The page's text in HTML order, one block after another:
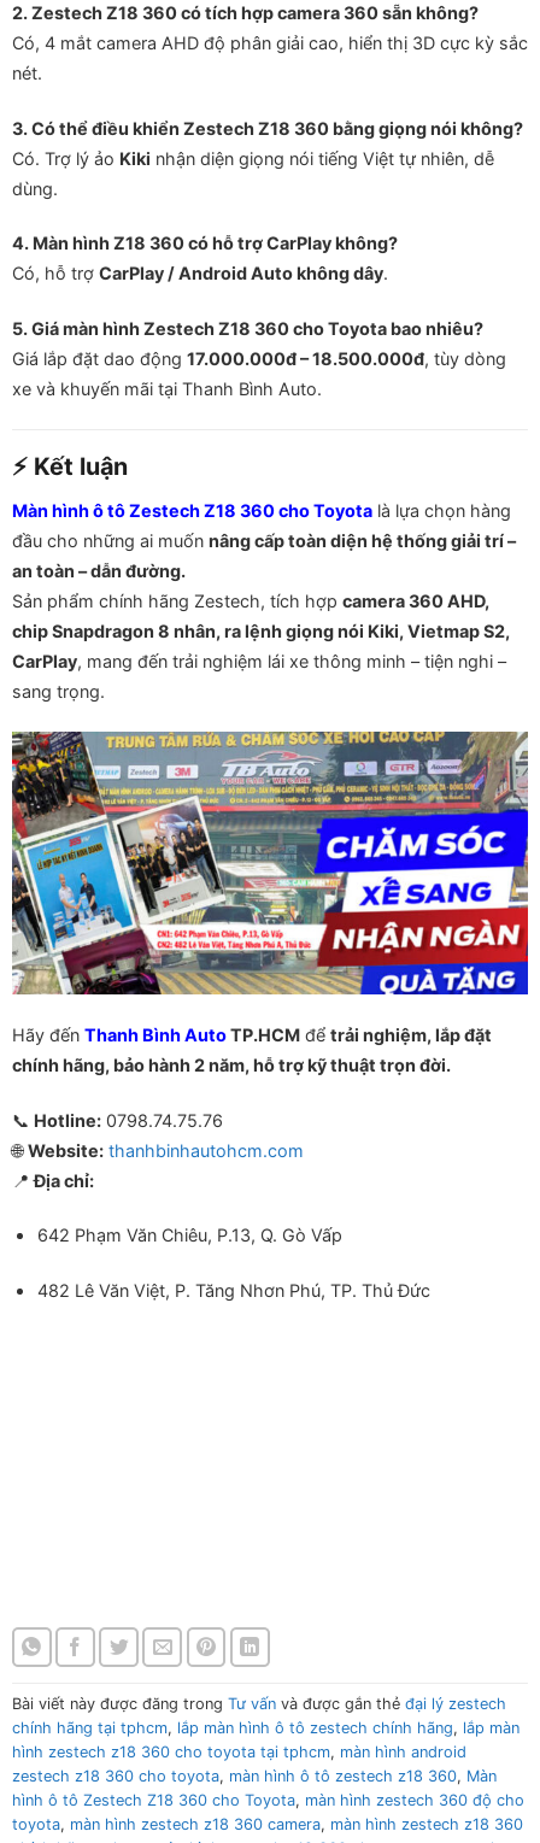
2. Zestech Z18 360 có tích hợp camera 360 sẵn không?
Có, 4 mắt camera AHD độ phân giải cao, hiển thị 3D cực kỳ sắc
nét.
3. Có thể điều khiển Zestech Z18 360 bằng giọng nói không?
Có. Trợ lý ảo Kiki nhận diện giọng nói tiếng Việt tự nhiên, dễ
dùng.
4. Màn hình Z18 360 có hỗ trợ CarPlay không?
Có, hỗ trợ CarPlay / Android Auto không dây.
5. Giá màn hình Zestech Z18 360 cho Toyota bao nhiêu?
Giá lắp đặt dao động 17.000.000đ – 18.500.000đ, tùy dòng
xe và khuyến mãi tại Thanh Bình Auto.
⚡ Kết luận
Màn hình ô tô Zestech Z18 360 cho Toyota là lựa chọn hàng
đầu cho những ai muốn nâng cấp toàn diện hệ thống giải trí –
an toàn – dẫn đường.
Sản phẩm chính hãng Zestech, tích hợp camera 360 AHD,
chip Snapdragon 8 nhân, ra lệnh giọng nói Kiki, Vietmap S2,
CarPlay, mang đến trải nghiệm lái xe thông minh – tiện nghi –
sang trọng.
Hãy đến Thanh Bình AutoTP.HCM để trải nghiệm, lắp đặt
chính hãng, bảo hành 2 năm, hỗ trợ kỹ thuật trọn đời.
📞 Hotline: 0798.74.75.76
🌐Website: thanhbinhautohcm.com
📍Địa chỉ:
642 Phạm Văn Chiêu, P.13, Q. Gò Vấp
482 Lê Văn Việt, P. Tăng Nhơn Phú, TP. Thủ Đức
Bài viết này được đăng trong Tư vấn và được gắn thẻ đại lý zestech
chính hãng tại tphcm, lắp màn hình ô tô zestech chính hãng, lắp màn
hình zestech z18 360 cho toyota tại tphcm, màn hình android
zestech z18 360 cho toyota, màn hình ô tô zestech z18 360, Màn
hình ô tô Zestech Z18 360 cho Toyota, màn hình zestech 360 độ cho
toyota, màn hình zestech z18 360 camera, màn hình zestech z18 360